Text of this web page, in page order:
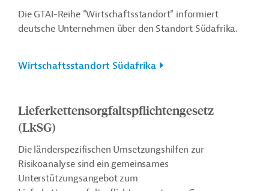
Die GTAI-Reihe "Wirtschaftsstandort" informiert
deutsche Unternehmen über den Standort Südafrika.
Wirtschaftsstandort Südafrika
Lieferkettensorgfaltspflichtengesetz
(LkSG)
Die länderspezifischen Umsetzungshilfen zur
Risikoanalyse sind ein gemeinsames
Unterstützungsangebot zum